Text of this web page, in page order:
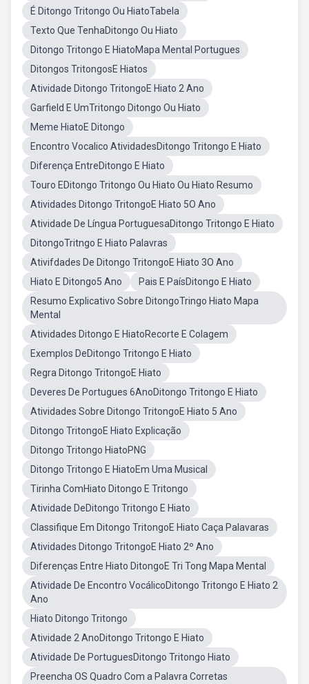
É Ditongo Tritongo Ou HiatoTabela
Texto Que TenhaDitongo Ou Hiato
Ditongo Tritongo E HiatoMapa Mental Portugues
Ditongos TritongosE Hiatos
Atividade Ditongo TritongoE Hiato 2 Ano
Garfield E UmTritongo Ditongo Ou Hiato
Meme HiatoE Ditongo
Encontro Vocalico AtividadesDitongo Tritongo E Hiato
Diferença EntreDitongo E Hiato
Touro EDitongo Tritongo Ou Hiato Ou Hiato Resumo
Atividades Ditongo TritongoE Hiato 5O Ano
Atividade De Língua PortuguesaDitongo Tritongo E Hiato
DitongoTritngo E Hiato Palavras
Ativifdades De Ditongo TritongoE Hiato 3O Ano
Hiato E Ditongo5 Ano
Pais E PaísDitongo E Hiato
Resumo Explicativo Sobre DitongoTringo Hiato Mapa
Mental
Atividades Ditongo E HiatoRecorte E Colagem
Exemplos DeDitongo Tritongo E Hiato
Regra Ditongo TritongoE Hiato
Deveres De Portugues 6AnoDitongo Tritongo E Hiato
Atividades Sobre Ditongo TritongoE Hiato 5 Ano
Ditongo TritongoE Hiato Explicação
Ditongo Tritongo HiatoPNG
Ditongo Tritongo E HiatoEm Uma Musical
Tirinha ComHiato Ditongo E Tritongo
Atividade DeDitongo Tritongo E Hiato
Classifique Em Ditongo TritongoE Hiato Caça Palavaras
Atividades Ditongo TritongoE Hiato 2º Ano
Diferenças Entre Hiato DitongoE Tri Tong Mapa Mental
Atividade De Encontro VocálicoDitongo Tritongo E Hiato 2
Ano
Hiato Ditongo Tritongo
Atividade 2 AnoDitongo Tritongo E Hiato
Atividade De PortuguesDitongo Tritongo Hiato
Preencha OS Quadro Com a Palavra Corretas